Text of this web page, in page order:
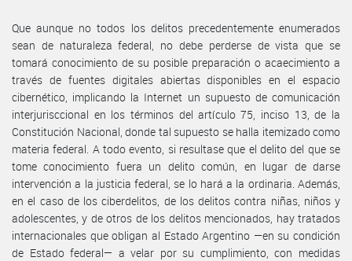
Que aunque no todos los delitos precedentemente enumerados
sean de naturaleza federal, no debe perderse de vista que se
tomará conocimiento de su posible preparación o acaecimiento a
través de fuentes digitales abiertas disponibles en el espacio
cibernético, implicando la Internet un supuesto de comunicación
interjurisccional en los términos del artículo 75, inciso 13, de la
Constitución Nacional, donde tal supuesto se halla itemizado como
materia federal. A todo evento, si resultase que el delito del que se
tome conocimiento fuera un delito común, en lugar de darse
intervención a la justicia federal, se lo hará a la ordinaria. Además,
en el caso de los ciberdelitos, de los delitos contra niñas, niños y
adolescentes, y de otros de los delitos mencionados, hay tratados
internacionales que obligan al Estado Argentino —en su condición
de Estado federal— a velar por su cumplimiento, con medidas